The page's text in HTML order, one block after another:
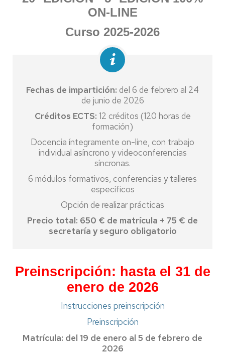
ON-LINE
Curso 2025-2026
Fechas de impartición: del 6 de febrero al 24
de junio de 2026
Créditos ECTS: 12 créditos (120 horas de
formación)
Docencia íntegramente on-line, con trabajo
individual asíncrono y videoconferencias
síncronas.
6 módulos formativos, conferencias y talleres
específicos
Opción de realizar prácticas
Precio total: 650 € de matrícula + 75 € de
secretaría y seguro obligatorio
Preinscripción: hasta el 31 de
enero de 2026
Instrucciones preinscripción
Preinscripción
Matrícula: del 19 de enero al 5 de febrero de
2026